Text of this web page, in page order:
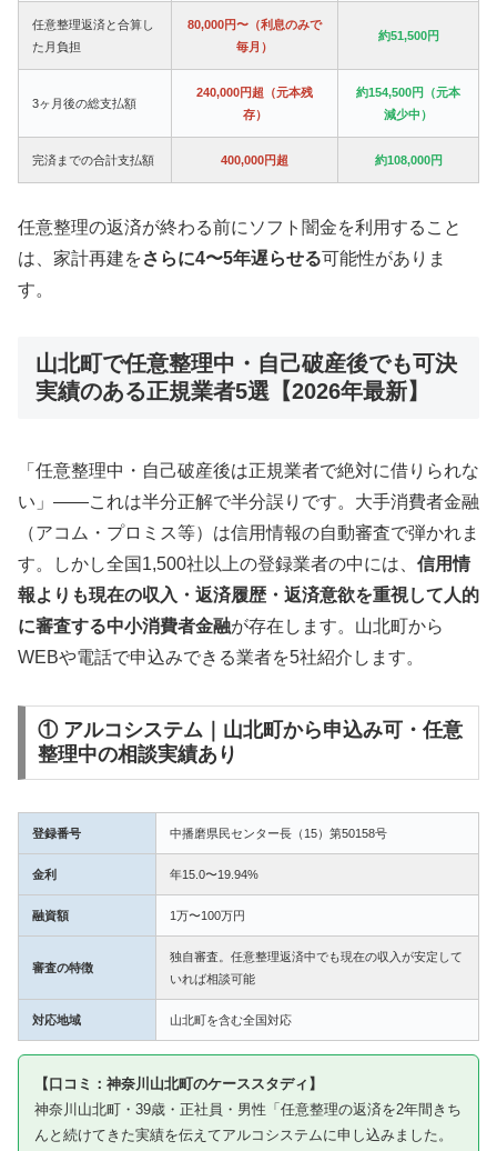
任意整理返済と合算し
た月負担
80,000円〜（利息のみで
毎月）
約51,500円
3ヶ月後の総支払額
240,000円超（元本残
存）
約154,500円（元本
減少中）
完済までの合計支払額 400,000円超 約108,000円
任意整理の返済が終わる前にソフト闇金を利用すること
は、家計再建をさらに4〜5年遅らせる可能性がありま
す。
山北町で任意整理中・自己破産後でも可決
実績のある正規業者5選【2026年最新】
「任意整理中・自己破産後は正規業者で絶対に借りられな
い」——これは半分正解で半分誤りです。大手消費者金融
（アコム・プロミス等）は信用情報の自動審査で弾かれま
す。しかし全国1,500社以上の登録業者の中には、 信用情
報よりも現在の収入・返済履歴・返済意欲を重視して人的
に審査する中小消費者金融が存在します。山北町から
WEBや電話で申込みできる業者を5社紹介します。
① アルコシステム｜山北町から申込み可・任意
整理中の相談実績あり
登録番号 中播磨県民センター長（15）第50158号
金利 年15.0〜19.94%
融資額 1万〜100万円
審査の特徴
独自審査。任意整理返済中でも現在の収入が安定して
いれば相談可能
対応地域 山北町を含む全国対応
【口コミ：神奈川山北町のケーススタディ】
神奈川山北町・39歳・正社員・男性「任意整理の返済を2年間きち
んと続けてきた実績を伝えてアルコシステムに申し込みました。